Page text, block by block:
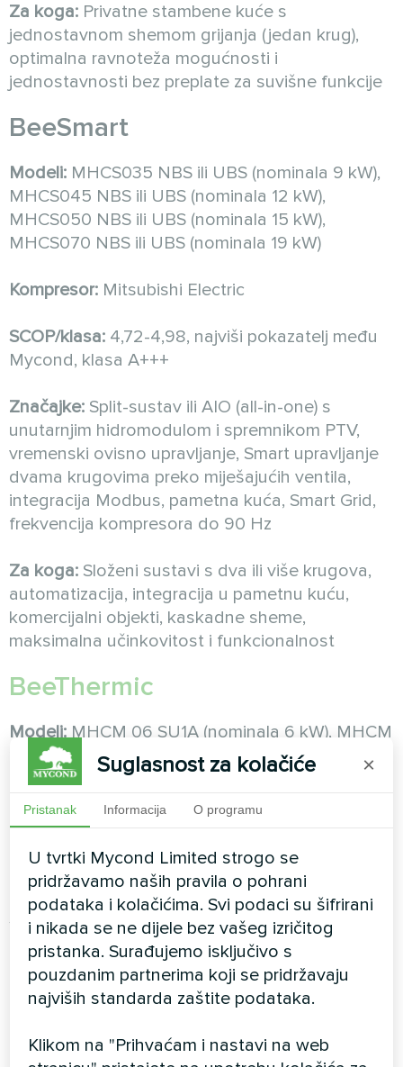
Za koga: Privatne stambene kuće s
jednostavnom shemom grijanja (jedan krug),
optimalna ravnoteža mogućnosti i
jednostavnosti bez preplate za suvišne funkcije
BeeSmart
Modeli: MHCS035 NBS ili UBS (nominala 9 kW),
MHCS045 NBS ili UBS (nominala 12 kW),
MHCS050 NBS ili UBS (nominala 15 kW),
MHCS070 NBS ili UBS (nominala 19 kW)
Kompresor: Mitsubishi Electric
SCOP/klasa: 4,72-4,98, najviši pokazatelj među
Mycond, klasa A+++
Značajke: Split-sustav ili AIO (all-in-one) s
unutarnjim hidromodulom i spremnikom PTV,
vremenski ovisno upravljanje, Smart upravljanje
dvama krugovima preko miješajućih ventila,
integracija Modbus, pametna kuća, Smart Grid,
frekvencija kompresora do 90 Hz
Za koga: Složeni sustavi s dva ili više krugova,
automatizacija, integracija u pametnu kuću,
komercijalni objekti, kaskadne sheme,
maksimalna učinkovitost i funkcionalnost
BeeThermic
Modeli:MHCM 06 SU1A (nominala 6 kW), MHCM
10 SU1A (nominala 10 kW), MHCM 14 SU3A
(nominala 14 kW), MHCM 18 SU3A (nominala 18
kW), MHCM 24 SU3A (nominala 24 kW)
Kompresor: Panasonic Wanbao s EVI
tehnologijom (Enhanced Vapor Injection)
SCOP/klasa: 4,47-4,58, klasa A+++ pri W35 i A++
pri W55
Značajke: Monoblok, EVI tehnologija za
ekstremne minuse, zadržava 55-65% snage pri
-15°C i 60-70% snage pri -25°C, kada obične TP
gube 50-60% nominale, inteligentno
Suglasnost za kolačiće ×
Pristanak Informacija O programu
U tvrtki Mycond Limited strogo se
pridržavamo naših pravila o pohrani
podataka i kolačićima. Svi podaci su šifrirani
i nikada se ne dijele bez vašeg izričitog
pristanka. Surađujemo isključivo s
pouzdanim partnerima koji se pridržavaju
najviših standarda zaštite podataka.
Klikom na "Prihvaćam i nastavi na web